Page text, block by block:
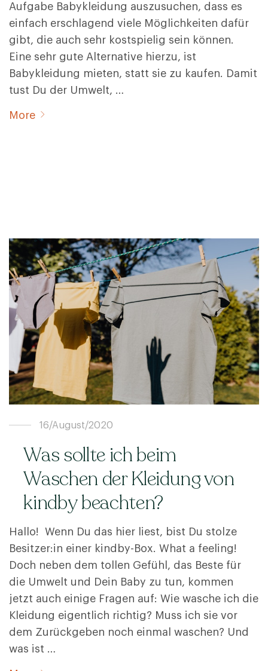
Aufgabe Babykleidung auszusuchen, dass es
einfach erschlagend viele Möglichkeiten dafür
gibt, die auch sehr kostspielig sein können.
Eine sehr gute Alternative hierzu, ist
Babykleidung mieten, statt sie zu kaufen. Damit
tust Du der Umwelt, …
More
16/August/2020
Was sollte ich beim
Waschen der Kleidung von
kindby beachten?
Hallo! Wenn Du das hier liest, bist Du stolze
Besitzer:in einer kindby-Box. What a feeling!
Doch neben dem tollen Gefühl, das Beste für
die Umwelt und Dein Baby zu tun, kommen
jetzt auch einige Fragen auf: Wie wasche ich die
Kleidung eigentlich richtig? Muss ich sie vor
dem Zurückgeben noch einmal waschen? Und
was ist …